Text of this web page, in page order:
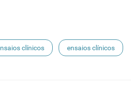
clínicos ensaios clínicos